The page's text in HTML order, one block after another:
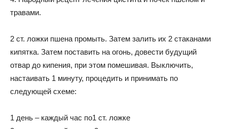
травами.
2 ст. ложки пшена промыть. Затем залить их 2 стаканами
кипятка. Затем поставить на огонь, довести будущий
отвар до кипения, при этом помешивая. Выключить,
настаивать 1 минуту, процедить и принимать по
следующей схеме:
1 день – каждый час по1 ст. ложке